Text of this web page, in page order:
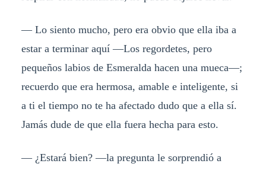
— Lo siento mucho, pero era obvio que ella iba a
estar a terminar aquí —Los regordetes, pero
pequeños labios de Esmeralda hacen una mueca—;
recuerdo que era hermosa, amable e inteligente, si
a ti el tiempo no te ha afectado dudo que a ella sí.
Jamás dude de que ella fuera hecha para esto.
— ¿Estará bien? —la pregunta le sorprendió a